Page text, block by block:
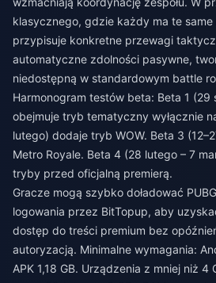
klasycznego, gdzie każdy ma te
przypisuje konkretne przewagi
automatyczne zdolności pasywne,
niedostępną w standardowym battle
Harmonogram testów beta: Beta 1 (29
obejmuje tryb tematyczny wyłącznie
lutego) dodaje tryb WOW. Beta 3
Metro Royale. Beta 4 (28 lutego – 7
tryby przed oficjalną premierą.
Gracze mogą szybko doładować
logowania przez BitTopup, aby
dostęp do treści premium bez
autoryzacją. Minimalne wymagania:
APK 1,18 GB. Urządzenia z mniej niż 4